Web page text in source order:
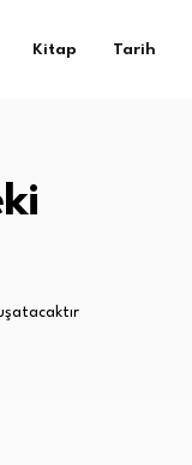
Kitap Tarih